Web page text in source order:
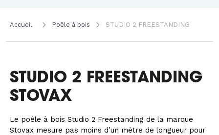
Accueil Poêle à bois STUDIO 2 FREESTANDING
STUDIO 2 FREESTANDING
STOVAX
Le poêle à bois Studio 2 Freestanding de la marque
Stovax mesure pas moins d’un mètre de longueur pour